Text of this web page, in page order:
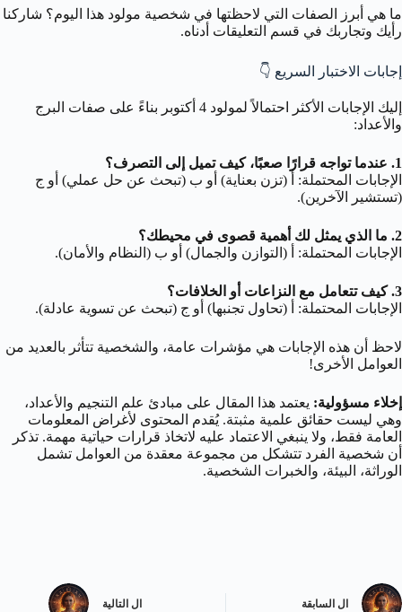
ما هي أبرز الصفات التي لاحظتها في شخصية مولود هذا اليوم؟ شاركنا
رأيك وتجاربك في قسم التعليقات أدناه.
إجابات الاختبار السريع 👇
إليك الإجابات الأكثر احتمالاً لمولود 4 أكتوبر بناءً على صفات البرج
والأعداد:
1. عندما تواجه قرارًا صعبًا، كيف تميل إلى التصرف؟
الإجابات المحتملة: أ (تزن بعناية) أو ب (تبحث عن حل عملي) أو ج
(تستشير الآخرين).
2. ما الذي يمثل لك أهمية قصوى في محيطك؟
الإجابات المحتملة: أ (التوازن والجمال) أو ب (النظام والأمان).
3. كيف تتعامل مع النزاعات أو الخلافات؟
الإجابات المحتملة: أ (تحاول تجنبها) أو ج (تبحث عن تسوية عادلة).
لاحظ أن هذه الإجابات هي مؤشرات عامة، والشخصية تتأثر بالعديد من
العوامل الأخرى!
إخلاء مسؤولية: يعتمد هذا المقال على مبادئ علم التنجيم والأعداد،
وهي ليست حقائق علمية مثبتة. يُقدم المحتوى لأغراض المعلومات
العامة فقط، ولا ينبغي الاعتماد عليه لاتخاذ قرارات حياتية مهمة. تذكر
أن شخصية الفرد تتشكل من مجموعة معقدة من العوامل تشمل
الوراثة، البيئة، والخبرات الشخصية.
ال السابقة ال التالية